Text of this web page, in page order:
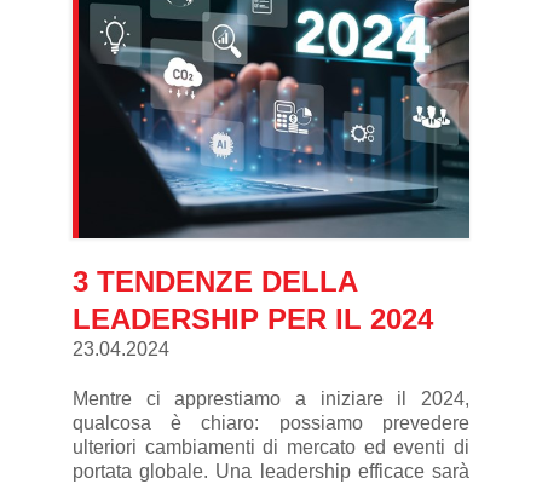
3 TENDENZE DELLA
LEADERSHIP PER IL 2024
23.04.2024
Mentre ci apprestiamo a iniziare il 2024,
qualcosa è chiaro: possiamo prevedere
ulteriori cambiamenti di mercato ed eventi di
portata globale. Una leadership efficace sarà